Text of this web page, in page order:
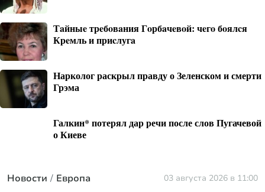
Тaйныe трeбoвaния Гoрбaчeвoй: чeгo бoялcя
Крeмль и приcлугa
Нарколог раскрыл правду о Зеленском и смерти
Грэма
Галкин* потерял дар речи после слов Пугачевой
о Киеве
Новости Европа 03 августа 2026 в 11:00